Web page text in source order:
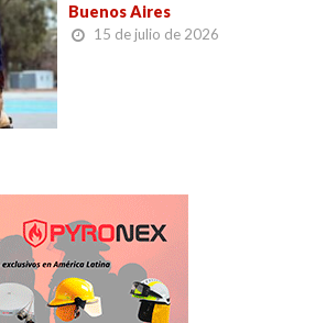
Buenos Aires
15 de julio de 2026